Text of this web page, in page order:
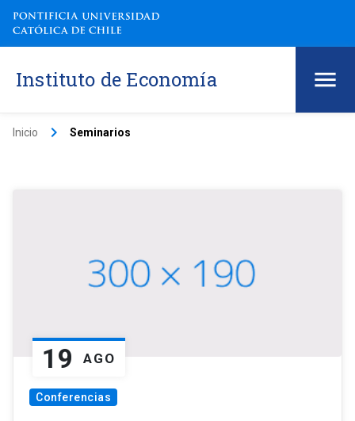
Instituto de Economía
Inicio keyboard_arrow_right Seminarios
19 AGO
Conferencias